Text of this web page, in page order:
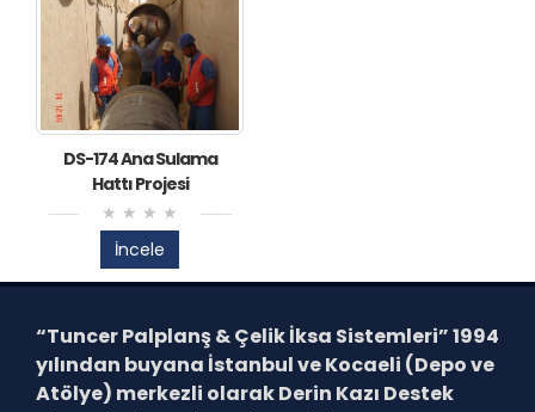
DS-174 Ana Sulama
Hattı Projesi
İncele
“Tuncer Palplanş & Çelik İksa Sistemleri”1994
yılından buyana İstanbul ve Kocaeli (Depo ve
Atölye) merkezli olarak Derin Kazı Destek